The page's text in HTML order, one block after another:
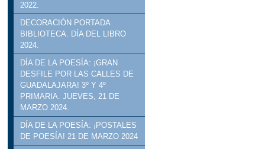
2022.
DECORACIÓN PORTADA
BIBLIOTECA. DÍA DEL LIBRO
2024.
DÍA DE LA POESÍA: ¡GRAN
DESFILE POR LAS CALLES DE
GUADALAJARA! 3º Y 4º
PRIMARIA. JUEVES, 21 DE
MARZO 2024.
DÍA DE LA POESÍA: ¡POSTALES
DE POESÍA! 21 DE MARZO 2024